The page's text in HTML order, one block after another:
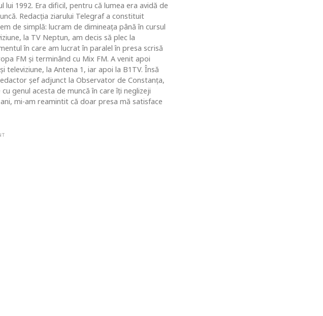
1992. Era dificil, pentru că lumea era avidă de
Redacţia ziarului Telegraf a constituit
de simplă: lucram de dimineaţa până în cursul
la TV Neptun, am decis să plec la
în care am lucrat în paralel în presa scrisă
FM şi terminând cu Mix FM. A venit apoi
la Antena 1, iar apoi la B1TV. Însă
şef adjunct la Observator de Constanţa,
genul acesta de muncă în care îţi neglizeji
mi-am reamintit că doar presa mă satisface